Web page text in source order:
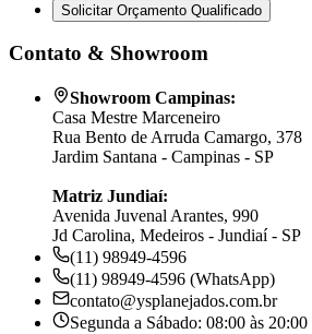
Solicitar Orçamento Qualificado
Contato & Showroom
Showroom Campinas:
Casa Mestre Marceneiro
Rua Bento de Arruda Camargo, 378
Jardim Santana - Campinas - SP
Matriz Jundiaí:
Avenida Juvenal Arantes, 990
Jd Carolina, Medeiros - Jundiaí - SP
(11) 98949-4596
(11) 98949-4596 (WhatsApp)
contato@ysplanejados.com.br
Segunda a Sábado: 08:00 às 20:00